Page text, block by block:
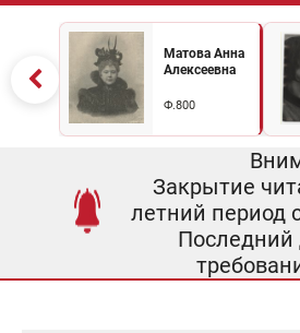
Матова Анна
Алексеевна
Ф.800
Закрытие
летний период
Последний